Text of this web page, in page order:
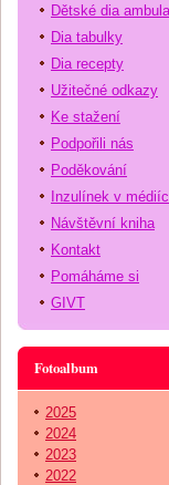
Dětské dia
Dia tabulky
Dia recepty
Užitečné odkazy
Ke stažení
Podpořili nás
Poděkování
Inzulínek v
Návštěvní kniha
Kontakt
Pomáháme si
GIVT
Fotoalbum
2025
2024
2023
2022